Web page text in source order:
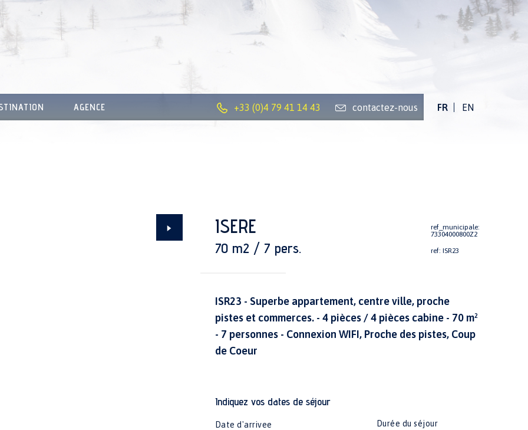
AGENCE +33 (0)4 79 41 14 43 contactez-nous FR EN
ISERE
70 m2 / 7 pers.
ref_municipale:
73304000800Z2
ref: ISR23
ISR23 - Superbe appartement, centre ville, proche
pistes et commerces. - 4 pièces / 4 pièces cabine - 70 m²
- 7 personnes - Connexion WIFI, Proche des pistes, Coup
de Coeur
Indiquez vos dates de séjour
Date d'arrivee
Durée du séjour